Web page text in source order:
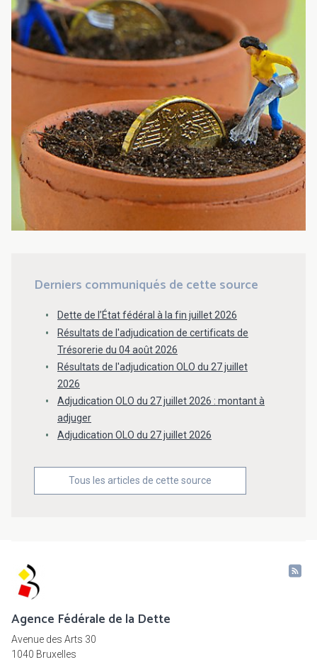
Derniers communiqués de cette source
Dette de l’État fédéral à la fin juillet 2026
Résultats de l'adjudication de certificats de
Trésorerie du 04 août 2026
Résultats de l'adjudication OLO du 27 juillet
2026
Adjudication OLO du 27 juillet 2026 : montant à
adjuger
Adjudication OLO du 27 juillet 2026
Tous les articles de cette source
Agence Fédérale de la Dette
Avenue des Arts 30
1040 Bruxelles